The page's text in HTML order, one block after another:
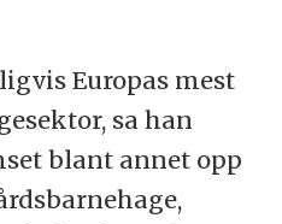
Europas mest
sa han
blant annet opp